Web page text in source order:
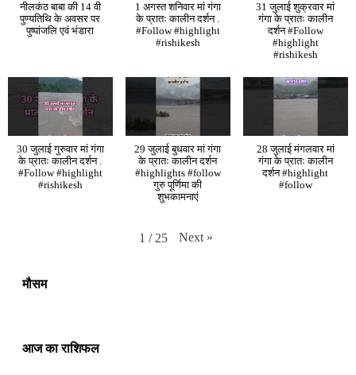
नीलकंठ बाबा की 14 वी
पुण्यतिथि के अवसर पर
पुष्पांजलि एवं भंडारा
1 अगस्त शनिवार मां गंगा
के प्रातः कालीन दर्शन .
#Follow #highlight
#rishikesh
31 जुलाई शुक्रवार मां
गंगा के प्रातः कालीन
दर्शन #Follow
#highlight
#rishikesh
30 जुलाई गुरुवार मां गंगा
के प्रातः कालीन दर्शन .
#Follow #highlight
#rishikesh
29 जुलाई बुधवार मां गंगा
के प्रातः कालीन दर्शन
#highlights #follow
गुरु पूर्णिमा की
शुभकामनाएं
28 जुलाई मंगलवार मां
गंगा के प्रातः कालीन
दर्शन #highlight
#follow
1 / 25 Next »
मौसम
आज का राशिफल